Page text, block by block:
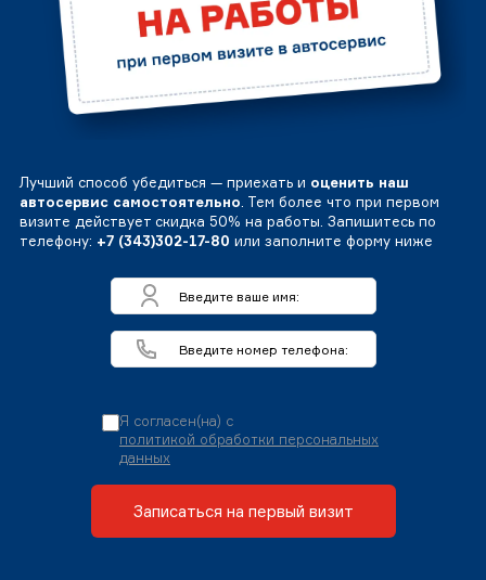
Лучший способ убедиться — приехать и оценить наш
автосервис самостоятельно. Тем более что при первом
визите действует скидка 50% на работы. Запишитесь по
телефону: +7 (343)302-17-80 или заполните форму ниже
Я согласен(на) с
политикой обработки персональных
данных
Записаться на первый визит